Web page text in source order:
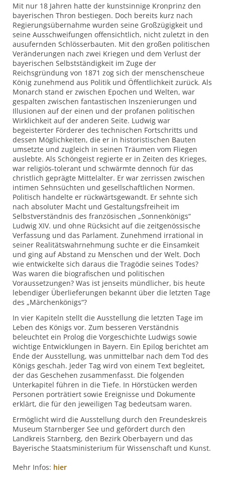
Mit nur 18 Jahren hatte der kunstsinnige Kronprinz den
bayerischen Thron bestiegen. Doch bereits kurz nach
Regierungsübernahme wurden seine Großzügigkeit und
seine Ausschweifungen offensichtlich, nicht zuletzt in den
ausufernden Schlösserbauten. Mit den großen politischen
Veränderungen nach zwei Kriegen und dem Verlust der
bayerischen Selbstständigkeit im Zuge der
Reichsgründung von 1871 zog sich der menschenscheue
König zunehmend aus Politik und Öffentlichkeit zurück. Als
Monarch stand er zwischen Epochen und Welten, war
gespalten zwischen fantastischen Inszenierungen und
Illusionen auf der einen und der profanen politischen
Wirklichkeit auf der anderen Seite. Ludwig war
begeisterter Förderer des technischen Fortschritts und
dessen Möglichkeiten, die er in historistischen Bauten
umsetzte und zugleich in seinen Träumen vom Fliegen
auslebte. Als Schöngeist regierte er in Zeiten des Krieges,
war religiös-tolerant und schwärmte dennoch für das
christlich geprägte Mittelalter. Er war zerrissen zwischen
intimen Sehnsüchten und gesellschaftlichen Normen.
Politisch handelte er rückwärtsgewandt. Er sehnte sich
nach absoluter Macht und Gestaltungsfreiheit im
Selbstverständnis des französischen „Sonnenkönigs“
Ludwig XIV. und ohne Rücksicht auf die zeitgenössische
Verfassung und das Parlament. Zunehmend irrational in
seiner Realitätswahrnehmung suchte er die Einsamkeit
und ging auf Abstand zu Menschen und der Welt. Doch
wie entwickelte sich daraus die Tragödie seines Todes?
Was waren die biografischen und politischen
Voraussetzungen? Was ist jenseits mündlicher, bis heute
lebendiger Überlieferungen bekannt über die letzten Tage
des „Märchenkönigs“?
In vier Kapiteln stellt die Ausstellung die letzten Tage im
Leben des Königs vor. Zum besseren Verständnis
beleuchtet ein Prolog die Vorgeschichte Ludwigs sowie
wichtige Entwicklungen in Bayern. Ein Epilog berichtet am
Ende der Ausstellung, was unmittelbar nach dem Tod des
Königs geschah. Jeder Tag wird von einem Text begleitet,
der das Geschehen zusammenfasst. Die folgenden
Unterkapitel führen in die Tiefe. In Hörstücken werden
Personen porträtiert sowie Ereignisse und Dokumente
erklärt, die für den jeweiligen Tag bedeutsam waren.
Ermöglicht wird die Ausstellung durch den Freundeskreis
Museum Starnberger See und gefördert durch den
Landkreis Starnberg, den Bezirk Oberbayern und das
Bayerische Staatsministerium für Wissenschaft und Kunst.
Mehr Infos: hier